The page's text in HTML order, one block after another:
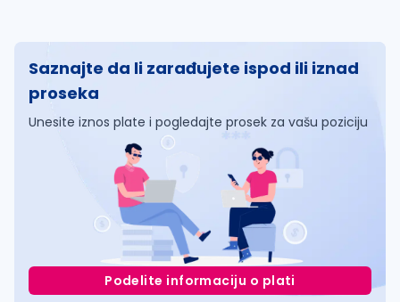
Saznajte da li zarađujete ispod ili iznad
proseka
Unesite iznos plate i pogledajte prosek za vašu poziciju
Podelite informaciju o plati